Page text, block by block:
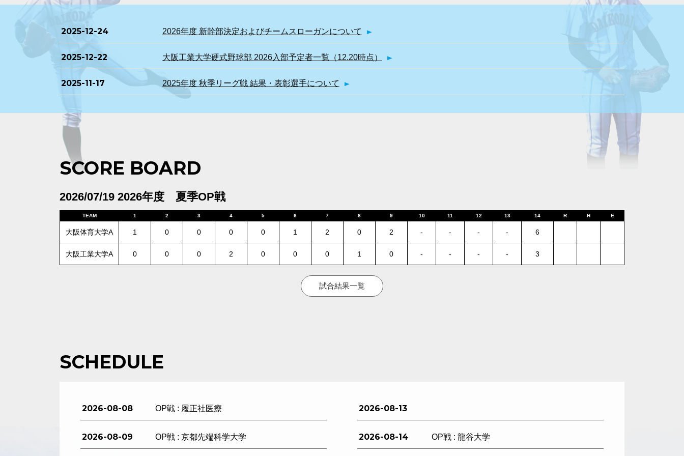
2025-12-24 2026年度 新幹部決定およびチームスローガンについて
2025-12-22 大阪工業大学硬式野球部 2026入部予定者一覧（12.20時点）
2025-11-17 2025年度 秋季リーグ戦 結果・表彰選手について
SCORE BOARD
2026/07/19 2026年度 夏季OP戦
TEAM 1 2 3 4 5 6 7 8 9 10 11 12 13 14 R H E
大阪体育大学A 1 0 0 0 0 1 2 0 2 - - - - 6
大阪工業大学A 0 0 0 2 0 0 0 1 0 - - - - 3
試合結果一覧
SCHEDULE
2026-08-08 OP戦 : 履正社医療
2026-08-09 OP戦 : 京都先端科学大学
2026-08-13
2026-08-14 OP戦 : 龍谷大学